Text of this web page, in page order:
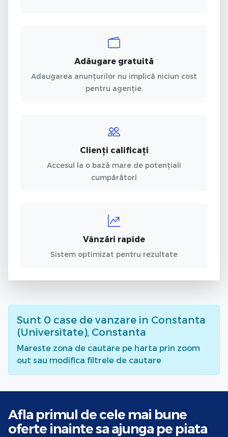
Adăugare gratuită
Adaugarea anunțurilor nu implică niciun cost
pentru agenție.
Clienți calificați
Accesul la o bază mare de potențiali
cumpărători
Vânzări rapide
Sistem optimizat pentru rezultate
Sunt 0 case de vanzare in Constanta
(Universitate), Constanta
Mareste zona de cautare pe harta prin zoom
out sau modifica filtrele de cautare
Afla primul de cele mai bune
oferte inainte sa ajunga pe piata